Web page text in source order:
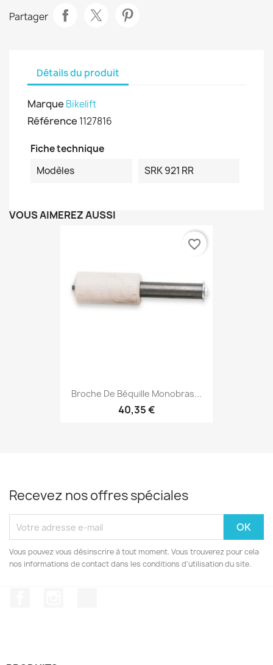
Partager
Détails du produit
Marque Bikelift
Référence 1127816
Fiche technique
Modèles
SRK 921 RR
VOUS AIMEREZ AUSSI
Broche De Béquille Monobras...
40,35 €
favorite_border
Recevez nos offres spéciales
Vous pouvez vous désinscrire à tout moment. Vous trouverez pour cela
nos informations de contact dans les conditions d'utilisation du site.